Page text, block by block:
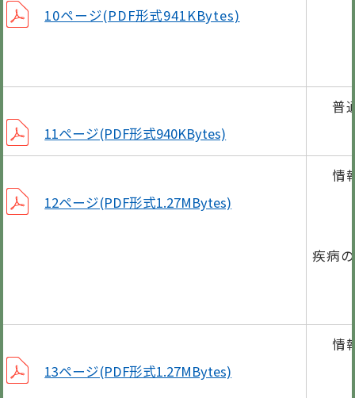
10ページ(PDF形式941KBytes)
11ページ(PDF形式940KBytes)
普
12ページ(PDF形式1.27MBytes)
情
疾病
13ページ(PDF形式1.27MBytes)
情